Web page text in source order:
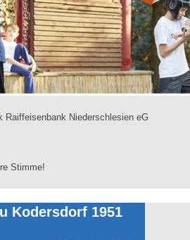
Raiffeisenbank Niederschlesien eG
Stimme!
Kodersdorf 1951